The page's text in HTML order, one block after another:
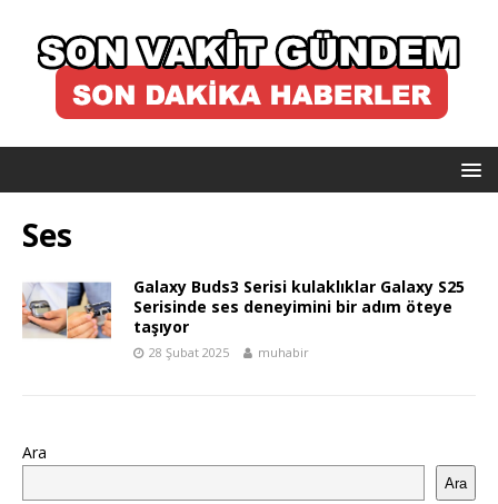
Ses
Galaxy Buds3 Serisi kulaklıklar Galaxy S25
Serisinde ses deneyimini bir adım öteye
taşıyor
28 Şubat 2025 muhabir
Ara
Ara